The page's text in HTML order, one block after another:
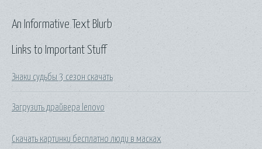
Links to Important Stuff
Знаки судьбы 3 сезон скачать
Загрузить драйвера lenovo
Скачать картинки бесплатно люди в масках
An Informative Text Blurb